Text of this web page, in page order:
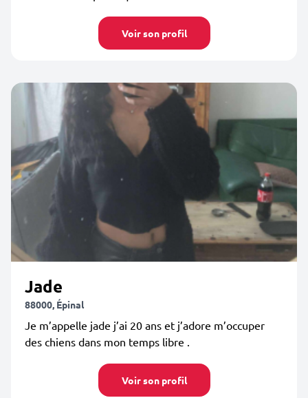
Voir son profil
Jade
88000, Épinal
Je m’appelle jade j’ai 20 ans et j’adore m’occuper
des chiens dans mon temps libre .
Voir son profil